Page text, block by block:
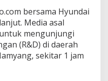
bersama Hyundai
Media asal
mengunjungi
(R&D) di daerah
sekitar 1 jam